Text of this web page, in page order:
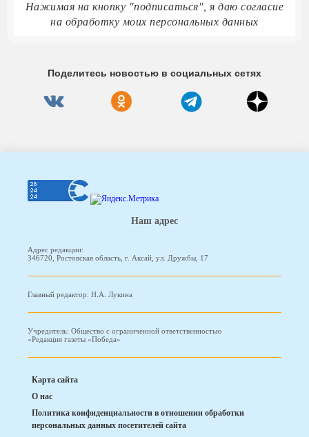
Нажимая на кнопку "подписаться", я даю согласие
на обработку моих персональных данных
Поделитесь новостью в социальных сетях
Наш адрес
Адрес редакции:
346720, Ростовская область, г. Аксай, ул. Дружбы, 17
Главный редактор: Н.А. Лукина
Учредитель: Общество с ограниченной ответственностью
«Редакция газеты «Победа»
Карта сайта
О нас
Политика конфиденциальности в отношении обработки
персональных данных посетителей сайта